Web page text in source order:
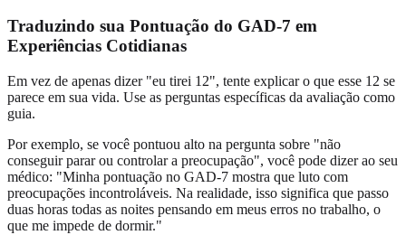
Traduzindo sua Pontuação do GAD-7 em
Experiências Cotidianas
Em vez de apenas dizer "eu tirei 12", tente explicar o que esse 12 se
parece em sua vida. Use as perguntas específicas da avaliação como
guia.
Por exemplo, se você pontuou alto na pergunta sobre "não
conseguir parar ou controlar a preocupação", você pode dizer ao seu
médico: "Minha pontuação no GAD-7 mostra que luto com
preocupações incontroláveis. Na realidade, isso significa que passo
duas horas todas as noites pensando em meus erros no trabalho, o
que me impede de dormir."